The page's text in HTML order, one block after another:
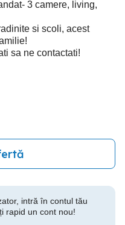
3 camere, living,
si scoli, acest
sa ne contactati!
intră în contul tău
rapid un cont nou!